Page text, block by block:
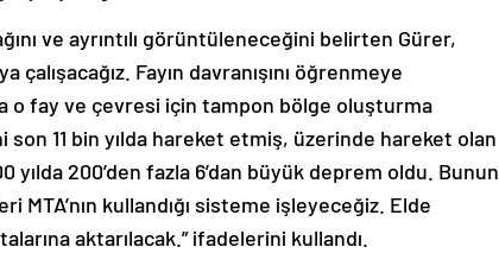
ve ayrıntılı görüntüleneceğini belirten Gürer,
çalışacağız. Fayın davranışını öğrenmeye
o fay ve çevresi için tampon bölge oluşturma
11 bin yılda hareket etmiş, üzerinde hareket olan
yılda 200’den fazla 6’dan büyük deprem oldu. Bunun
MTA’nın kullandığı sisteme işleyeceğiz. Elde
aktarılacak.” ifadelerini kullandı.